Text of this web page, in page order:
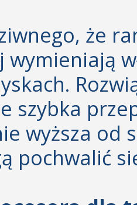
że
wymieniają
szybka
wyższa od
pochwalić